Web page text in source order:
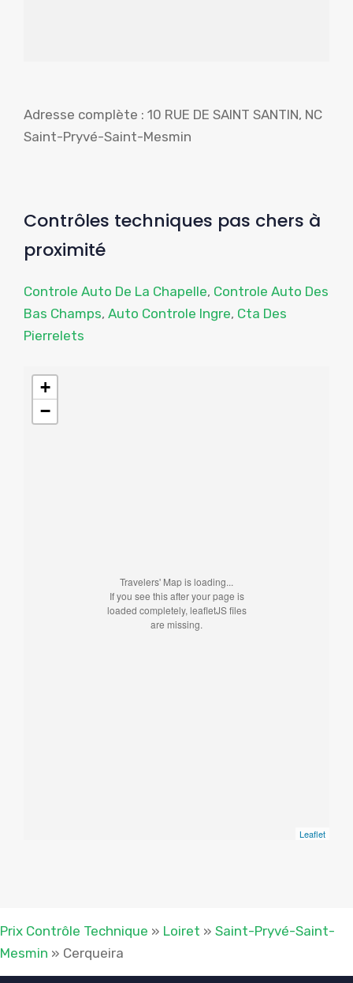
Adresse complète : 10 RUE DE SAINT SANTIN, NC
Saint-Pryvé-Saint-Mesmin
Contrôles techniques pas chers à
proximité
Controle Auto De La Chapelle, Controle Auto Des
Bas Champs, Auto Controle Ingre, Cta Des
Pierrelets
Travelers' Map is loading...
If you see this after your page is
loaded completely, leafletJS files
are missing.
+
−
Leaflet
Prix Contrôle Technique » Loiret » Saint-Pryvé-Saint-
Mesmin » Cerqueira